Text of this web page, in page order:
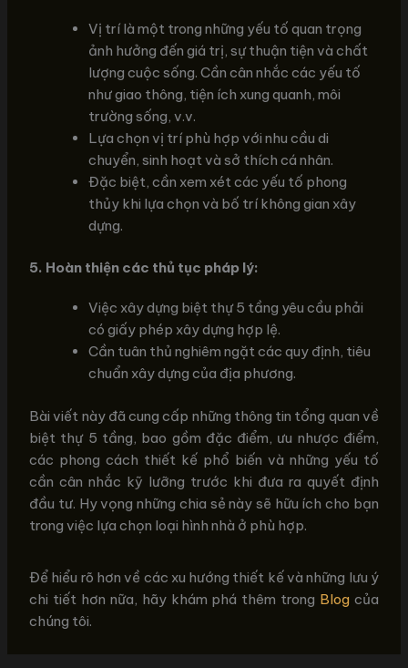
Vị trí là một trong những yếu tố quan trọng
ảnh hưởng đến giá trị, sự thuận tiện và chất
lượng cuộc sống. Cần cân nhắc các yếu tố
như giao thông, tiện ích xung quanh, môi
trường sống, v.v.
Lựa chọn vị trí phù hợp với nhu cầu di
chuyển, sinh hoạt và sở thích cá nhân.
Đặc biệt, cần xem xét các yếu tố phong
thủy khi lựa chọn và bố trí không gian xây
dựng.
5. Hoàn thiện các thủ tục pháp lý:
Việc xây dựng biệt thự 5 tầng yêu cầu phải
có giấy phép xây dựng hợp lệ.
Cần tuân thủ nghiêm ngặt các quy định, tiêu
chuẩn xây dựng của địa phương.
Bài viết này đã cung cấp những thông tin tổng quan về
biệt thự 5 tầng, bao gồm đặc điểm, ưu nhược điểm,
các phong cách thiết kế phổ biến và những yếu tố
cần cân nhắc kỹ lưỡng trước khi đưa ra quyết định
đầu tư. Hy vọng những chia sẻ này sẽ hữu ích cho bạn
trong việc lựa chọn loại hình nhà ở phù hợp.
Để hiểu rõ hơn về các xu hướng thiết kế và những lưu ý
chi tiết hơn nữa, hãy khám phá thêm trong Blog của
chúng tôi.